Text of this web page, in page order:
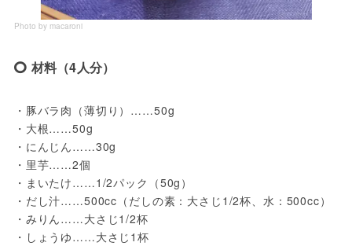
Photo by macaroni
材料（4人分）
・豚バラ肉（薄切り）……50g
・大根……50g
・にんじん……30g
・里芋……2個
・まいたけ……1/2パック（50g）
・だし汁……500cc（だしの素：大さじ1/2杯、水：500cc）
・みりん……大さじ1/2杯
・しょうゆ……大さじ1杯